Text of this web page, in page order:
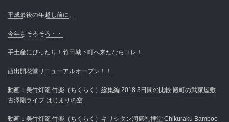
平成最後の年越し前に。
今年もそろそろ・・
手土産にぴったり！竹田城下町へ来たならコレ！
西出開花堂リニューアルオープン！！
動画：美竹灯篭 竹楽（ちくらく）総集編 2018 3日間の比較 殿町の武家屋敷
古澤剛ライブ はじまりの空
動画：美竹灯篭 竹楽（ちくらく）キリシタン洞窟礼拝堂 Chikuraku Bamboo